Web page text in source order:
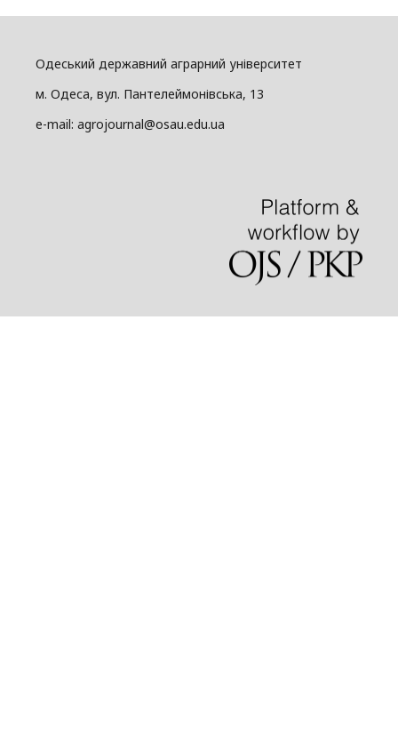
Одеський державний аграрний університет
м. Одеса, вул. Пантелеймонівська, 13
e-mail: agrojournal@osau.edu.ua